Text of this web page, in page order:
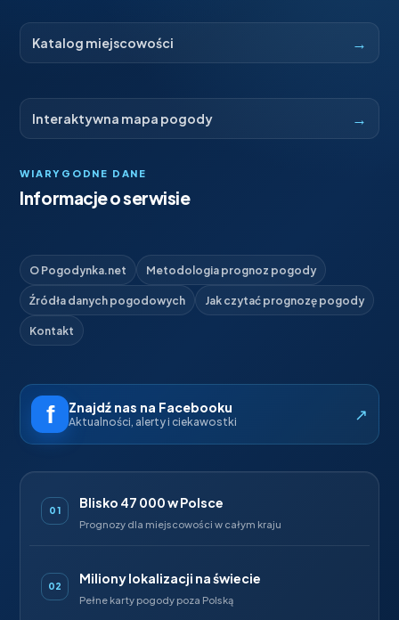
Katalog miejscowości →
Interaktywna mapa pogody →
WIARYGODNE DANE
Informacje o serwisie
O Pogodynka.net Metodologia prognoz pogody
Źródła danych pogodowych Jak czytać prognozę pogody
Kontakt
Znajdź nas na Facebooku
Aktualności, alerty i ciekawostki ↗
01 Blisko 47 000 w Polsce
Prognozy dla miejscowości w całym kraju
02 Miliony lokalizacji na świecie
Pełne karty pogody poza Polską